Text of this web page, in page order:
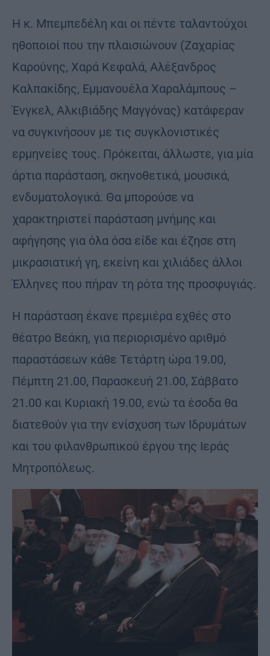
Η κ. Μπεμπεδέλη και οι πέντε ταλαντούχοι
ηθοποιοί που την πλαισιώνουν (Ζαχαρίας
Καρούνης, Χαρά Κεφαλά, Αλέξανδρος
Καλπακίδης, Εμμανουέλα Χαραλάμπους –
Ένγκελ, Αλκιβιάδης Μαγγόνας) κατάφεραν
να συγκινήσουν με τις συγκλονιστικές
ερμηνείες τους. Πρόκειται, άλλωστε, για μία
άρτια παράσταση, σκηνοθετικά, μουσικά,
ενδυματολογικά. Θα μπορούσε να
χαρακτηριστεί παράσταση μνήμης και
αφήγησης για όλα όσα είδε και έζησε στη
μικρασιατική γη, εκείνη και χιλιάδες άλλοι
Έλληνες που πήραν τη ρότα της προσφυγιάς.
Η παράσταση έκανε πρεμιέρα εχθές στο
θέατρο Βεάκη, για περιορισμένο αριθμό
παραστάσεων κάθε Τετάρτη ώρα 19.00,
Πέμπτη 21.00, Παρασκευή 21.00, Σάββατο
21.00 και Κυριακή 19.00, ενώ τα έσοδα θα
διατεθούν για την ενίσχυση των Ιδρυμάτων
και του φιλανθρωπικού έργου της Ιεράς
Μητροπόλεως.